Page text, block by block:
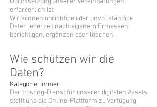
Durchsetzung unserer Vereinbarungen
erforderlich ist.
Wir können unrichtige oder unvollständige
Daten jederzeit nach eigenem Ermessen
berichtigen, ergänzen oder löschen.
Wie schützen wir die
Daten?
Kategorie: Immer
Der Hosting-Dienst für unserer digitalen Assets
stellt uns die Online-Plattform zu Verfügung,